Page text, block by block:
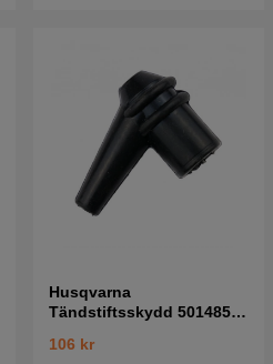
Husqvarna
Tändstiftsskydd 5014854-
106 kr